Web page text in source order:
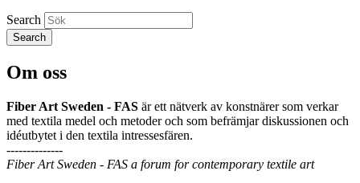
Search
Om oss
Fiber Art Sweden - FAS är ett nätverk av konstnärer som verkar
med textila medel och metoder och som befrämjar diskussionen och
idéutbytet i den textila intressesfären.
--------------
Fiber Art Sweden - FAS a forum for contemporary textile art